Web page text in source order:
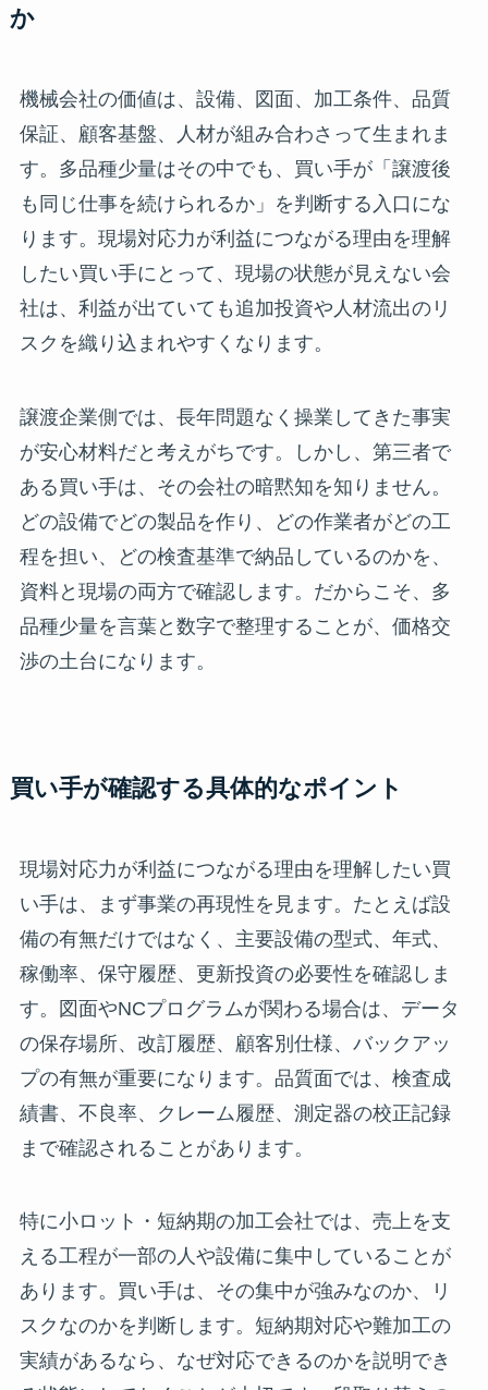
か
機械会社の価値は、設備、図面、加工条件、品質
保証、顧客基盤、人材が組み合わさって生まれま
す。多品種少量はその中でも、買い手が「譲渡後
も同じ仕事を続けられるか」を判断する入口にな
ります。現場対応力が利益につながる理由を理解
したい買い手にとって、現場の状態が見えない会
社は、利益が出ていても追加投資や人材流出のリ
スクを織り込まれやすくなります。
譲渡企業側では、長年問題なく操業してきた事実
が安心材料だと考えがちです。しかし、第三者で
ある買い手は、その会社の暗黙知を知りません。
どの設備でどの製品を作り、どの作業者がどの工
程を担い、どの検査基準で納品しているのかを、
資料と現場の両方で確認します。だからこそ、多
品種少量を言葉と数字で整理することが、価格交
渉の土台になります。
買い手が確認する具体的なポイント
現場対応力が利益につながる理由を理解したい買
い手は、まず事業の再現性を見ます。たとえば設
備の有無だけではなく、主要設備の型式、年式、
稼働率、保守履歴、更新投資の必要性を確認しま
す。図面やNCプログラムが関わる場合は、データ
の保存場所、改訂履歴、顧客別仕様、バックアッ
プの有無が重要になります。品質面では、検査成
績書、不良率、クレーム履歴、測定器の校正記録
まで確認されることがあります。
特に小ロット・短納期の加工会社では、売上を支
える工程が一部の人や設備に集中していることが
あります。買い手は、その集中が強みなのか、リ
スクなのかを判断します。短納期対応や難加工の
実績があるなら、なぜ対応できるのかを説明でき